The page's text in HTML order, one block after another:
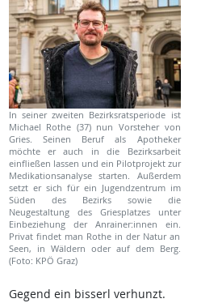
In seiner zweiten Bezirksratsperiode ist
Michael Rothe (37) nun Vorsteher von
Gries. Seinen Beruf als Apotheker
möchte er auch in die Bezirksarbeit
einfließen lassen und ein Pilotprojekt zur
Medikationsanalyse starten. Außerdem
setzt er sich für ein Jugendzentrum im
Süden des Bezirks sowie die
Neugestaltung des Griesplatzes unter
Einbeziehung der Anrainer:innen ein.
Privat findet man Rothe in der Natur an
Seen, in Wäldern oder auf dem Berg.
(Foto: KPÖ Graz)
Gegend ein bisserl verhunzt.